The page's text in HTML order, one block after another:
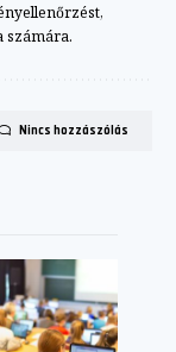
számára.
Nincs hozzászólás